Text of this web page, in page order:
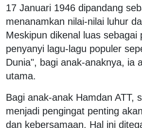
17 Januari 1946 dipandang
menanamkan nilai-nilai luhur
Meskipun dikenal luas sebagai
penyanyi lagu-lagu populer
Dunia", bagi anak-anaknya, ia
utama.
Bagi anak-anak Hamdan ATT,
menjadi pengingat penting
dan kebersamaan. Hal ini